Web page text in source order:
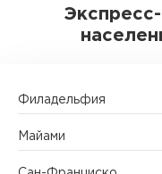
Филадельфия
Майами